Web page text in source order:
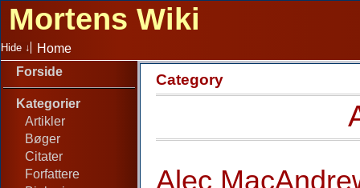
Mortens Wiki
Home
Forside
Kategorier
Artikler
Bøger
Citater
Forfattere
Category
Alec